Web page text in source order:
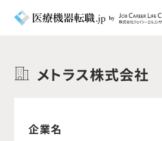
メトラス株式会社
企業名